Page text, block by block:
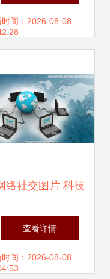
机、木制工艺品
刻机价格解析
时间：2026-08-08
络社交图片 科技
驱动下的视觉革命
与计算机赋能
查看详情
时间：2026-08-08